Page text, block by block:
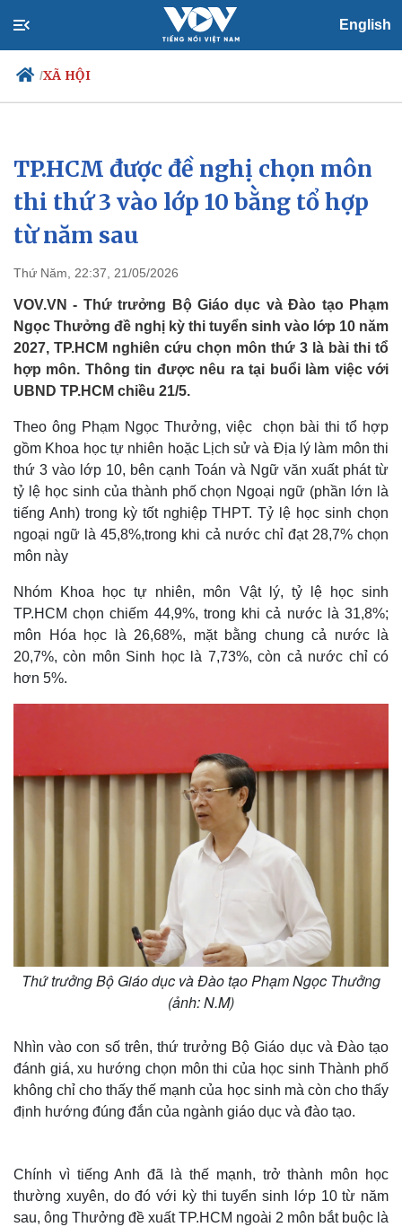
English
/XÃ HỘI
Chính trị
Đảng
Tổ chức nhân sự
Quốc hội
Xã hội
Tin 24h
Dự báo thời tiết
TP.HCM được đề nghị chọn môn
thi thứ 3 vào lớp 10 bằng tổ hợp
từ năm sau
Thứ Năm, 22:37, 21/05/2026
VOV.VN - Thứ trưởng Bộ Giáo dục và Đào tạo Phạm
Ngọc Thưởng đề nghị kỳ thi tuyển sinh vào lớp 10 năm
2027, TP.HCM nghiên cứu chọn môn thứ 3 là bài thi tổ
hợp môn. Thông tin được nêu ra tại buổi làm việc với
UBND TP.HCM chiều 21/5.
Theo ông Phạm Ngọc Thưởng, việc chọn bài thi tổ hợp
gồm Khoa học tự nhiên hoặc Lịch sử và Địa lý làm môn thi
thứ 3 vào lớp 10, bên cạnh Toán và Ngữ văn xuất phát từ
tỷ lệ học sinh của thành phố chọn Ngoại ngữ (phần lớn là
tiếng Anh) trong kỳ tốt nghiệp THPT. Tỷ lệ học sinh chọn
ngoại ngữ là 45,8%,trong khi cả nước chỉ đạt 28,7% chọn
môn này
Nhóm Khoa học tự nhiên, môn Vật lý, tỷ lệ học sinh
TP.HCM chọn chiếm 44,9%, trong khi cả nước là 31,8%;
môn Hóa học là 26,68%, mặt bằng chung cả nước là
20,7%, còn môn Sinh học là 7,73%, còn cả nước chỉ có
hơn 5%.
Thứ trưởng Bộ Giáo dục và Đào tạo Phạm Ngọc Thưởng
(ảnh: N.M)
Nhìn vào con số trên, thứ trưởng Bộ Giáo dục và Đào tạo
đánh giá, xu hướng chọn môn thi của học sinh Thành phố
không chỉ cho thấy thế mạnh của học sinh mà còn cho thấy
định hướng đúng đắn của ngành giáo dục và đào tạo.
Chính vì tiếng Anh đã là thế mạnh, trở thành môn học
thường xuyên, do đó với kỳ thi tuyển sinh lớp 10 từ năm
sau, ông Thưởng đề xuất TP.HCM ngoài 2 môn bắt buộc là